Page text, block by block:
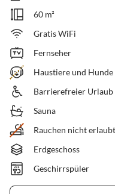
60 m²
Gratis WiFi
Fernseher
Haustiere und
Barrierefreier Urlaub
Sauna
Rauchen nicht erlaubt
Erdgeschoss
Geschirrspüler